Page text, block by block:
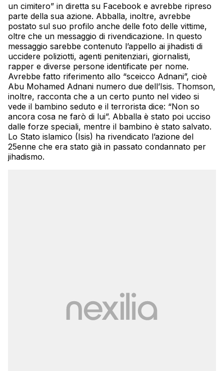
un cimitero” in diretta su Facebook e avrebbe ripreso
parte della sua azione. Abballa, inoltre, avrebbe
postato sul suo profilo anche delle foto delle vittime,
oltre che un messaggio di rivendicazione. In questo
messaggio sarebbe contenuto l’appello ai jihadisti di
uccidere poliziotti, agenti penitenziari, giornalisti,
rapper e diverse persone identificate per nome.
Avrebbe fatto riferimento allo “sceicco Adnani”, cioè
Abu Mohamed Adnani numero due dell’Isis. Thomson,
inoltre, racconta che a un certo punto nel video si
vede il bambino seduto e il terrorista dice: “Non so
ancora cosa ne farò di lui”. Abballa è stato poi ucciso
dalle forze speciali, mentre il bambino è stato salvato.
Lo Stato islamico (Isis) ha rivendicato l’azione del
25enne che era stato già in passato condannato per
jihadismo.